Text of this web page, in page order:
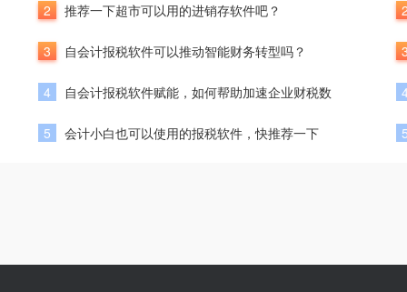
2 推荐一下超市可以用的进销存软件吧？
3 自会计报税软件可以推动智能财务转型吗？
4 自会计报税软件赋能，如何帮助加速企业财税数
5 会计小白也可以使用的报税软件，快推荐一下